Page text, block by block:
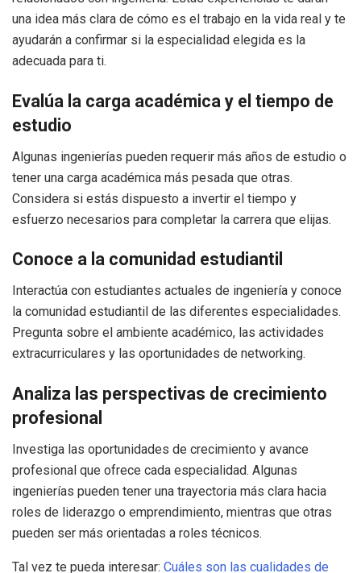
una idea más clara de cómo es el trabajo en la vida real y te
ayudarán a confirmar si la especialidad elegida es la
adecuada para ti.
Evalúa la carga académica y el tiempo de
estudio
Algunas ingenierías pueden requerir más años de estudio o
tener una carga académica más pesada que otras.
Considera si estás dispuesto a invertir el tiempo y
esfuerzo necesarios para completar la carrera que elijas.
Conoce a la comunidad estudiantil
Interactúa con estudiantes actuales de ingeniería y conoce
la comunidad estudiantil de las diferentes especialidades.
Pregunta sobre el ambiente académico, las actividades
extracurriculares y las oportunidades de networking.
Analiza las perspectivas de crecimiento
profesional
Investiga las oportunidades de crecimiento y avance
profesional que ofrece cada especialidad. Algunas
ingenierías pueden tener una trayectoria más clara hacia
roles de liderazgo o emprendimiento, mientras que otras
pueden ser más orientadas a roles técnicos.
Tal vez te pueda interesar: Cuáles son las cualidades de